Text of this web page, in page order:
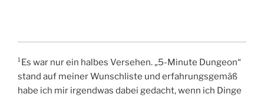
¹Es war nur ein halbes Versehen. „5-Minute Dungeon“
stand auf meiner Wunschliste und erfahrungsgemäß
habe ich mir irgendwas dabei gedacht, wenn ich Dinge